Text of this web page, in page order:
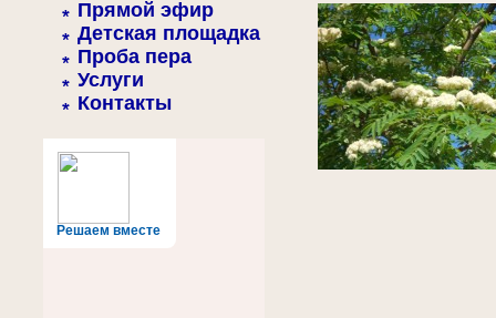
Прямой эфир
Детская площадка
Проба пера
Услуги
Контакты
Решаем вместе